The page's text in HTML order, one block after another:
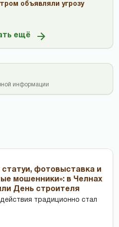
объявляли угрозу
ещё
информации
фотовыставка и
мошенники»: в Челнах
День строителя
традиционно стал